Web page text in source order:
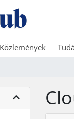
Közlemények